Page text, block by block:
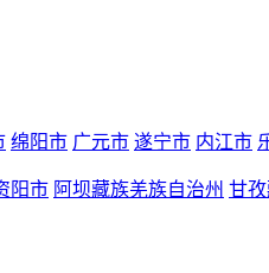
绵阳市 广元市 遂宁市 内江市
阳市 阿坝藏族羌族自治州 甘